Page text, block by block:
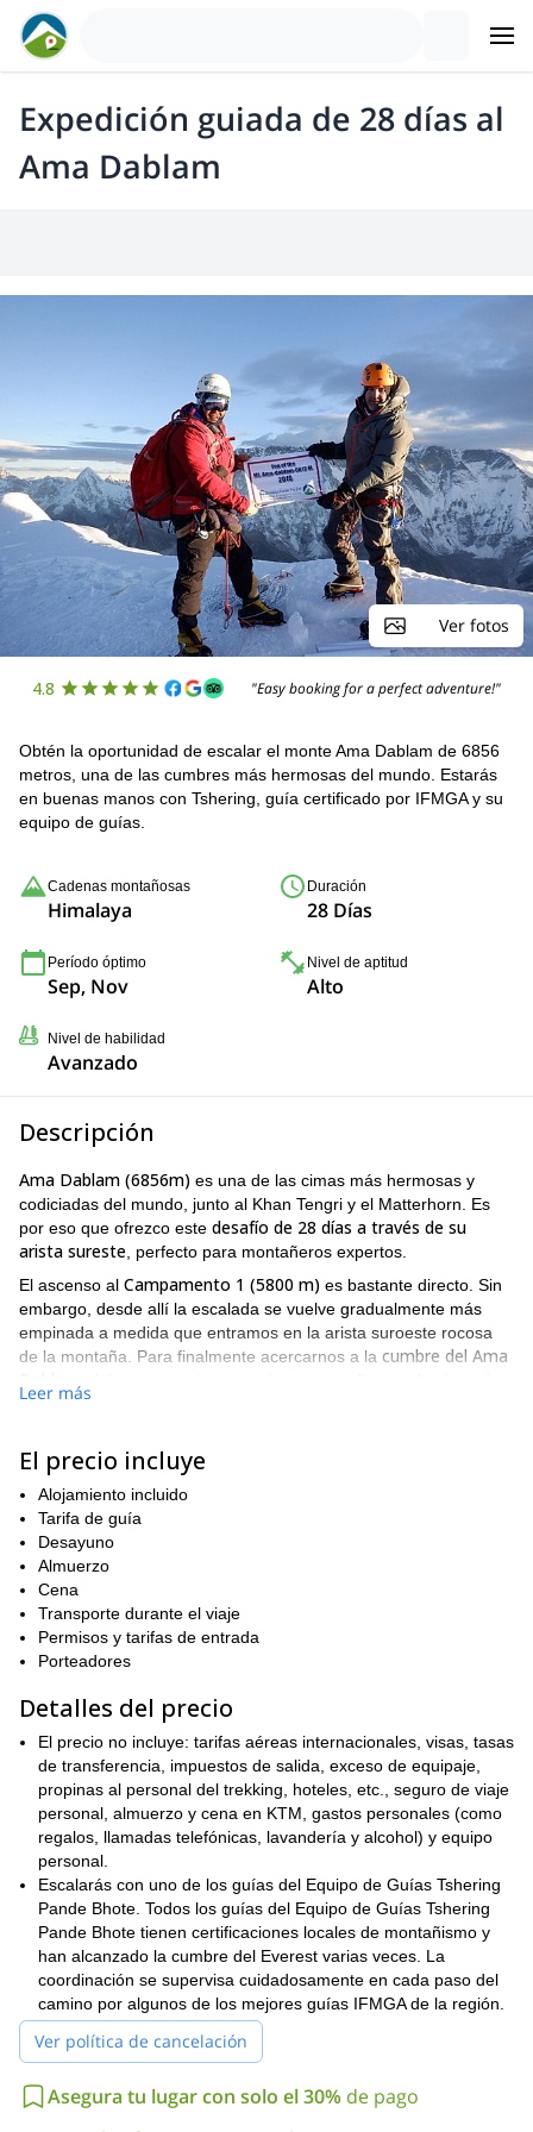
Expedición guiada de 28 días al
Ama Dablam
Ver fotos
4.8 "Easy booking for a perfect adventure!"
Obtén la oportunidad de escalar el monte Ama Dablam de 6856
metros, una de las cumbres más hermosas del mundo. Estarás
en buenas manos con Tshering, guía certificado por IFMGA y su
equipo de guías.
Cadenas montañosas
Himalaya
Duración
28 Días
Período óptimo
Sep, Nov
Nivel de aptitud
Alto
Nivel de habilidad
Avanzado
Descripción
Ama Dablam (6856m) es una de las cimas más hermosas y
codiciadas del mundo, junto al Khan Tengri y el Matterhorn. Es
por eso que ofrezco este desafío de 28 días a través de su
arista sureste , perfecto para montañeros expertos.
El ascenso al Campamento 1 (5800 m) es bastante directo. Sin
embargo, desde allí la escalada se vuelve gradualmente más
empinada a medida que entramos en la arista suroeste rocosa
de la montaña. Para finalmente acercarnos a la cumbre del Ama
45 grados.
incluye un ascenso al Pico Lobuche
Katmandú, donde prepararemos nuestro equipo y volaremos a
Lukla. Aquí comienza el proceso de aclimatación con algunas
caminatas hacia Lobuche a través de Namche Bazar y también a
Pangboche, Kalapattar y Dingboche. Para el día 12 estaremos en
un campamento alto cerca del Pico Lobuche para poder alcanzar
su cumbre en el día 13.
Después de eso, debemos regresar a Pangboche para dirigirnos
al Ama Dablam.
y luego volaremos a Katmandú, donde llegaremos para el día 28.
Por supuesto, este es
un itinerario de muestra
y puede cambiar
según el clima y las condiciones del grupo.
En cuanto a los requisitos físicos y técnicos, ten en cuenta que
Ama Dablam es una escalada seria. Debes tener un amplio
conocimiento del uso de cuerdas y equipos técnicos.
Y si no tienes mucha experiencia en escalada, te recomiendo
encarecidamente que te unas a mí antes en estetour de
senderismo guiado al Campo Base del Everest. Es una buena
opción para pre aclimatar tu cuerpo y revisar algunas habilidades
necesarias para el ascenso.
Por favor, no dudes en ponerte en contacto conmigo si tienes
alguna pregunta. ¡Estaré muy feliz de guiarte a la cumbre del
Ama Dablam! Como guía de montaña local certificado por
IFMGA, ¡puedo garantizar la experiencia más segura!
Fotos cortesía de Thsering y Sonam Bhote.
Leer más
El precio incluye
Alojamiento incluido
Tarifa de guía
Desayuno
Almuerzo
Cena
Transporte durante el viaje
Permisos y tarifas de entrada
Porteadores
Detalles del precio
El precio no incluye: tarifas aéreas internacionales, visas, tasas
de transferencia, impuestos de salida, exceso de equipaje,
propinas al personal del trekking, hoteles, etc., seguro de viaje
personal, almuerzo y cena en KTM, gastos personales (como
regalos, llamadas telefónicas, lavandería y alcohol) y equipo
personal.
Escalarás con uno de los guías del Equipo de Guías Tshering
Pande Bhote. Todos los guías del Equipo de Guías Tshering
Pande Bhote tienen certificaciones locales de montañismo y
han alcanzado la cumbre del Everest varias veces. La
coordinación se supervisa cuidadosamente en cada paso del
camino por algunos de los mejores guías IFMGA de la región.
Ver política de cancelación
Asegura tu lugar con solo el 30% de pago